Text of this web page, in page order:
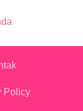
Policy